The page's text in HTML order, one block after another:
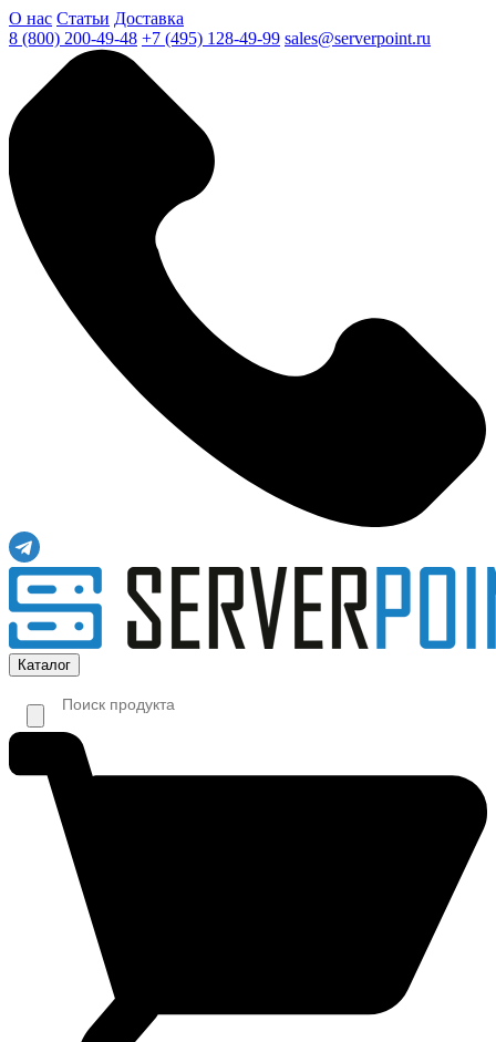
О нас Статьи Доставка
8 (800) 200-49-48 +7 (495) 128-49-99 sales@serverpoint.ru
Каталог